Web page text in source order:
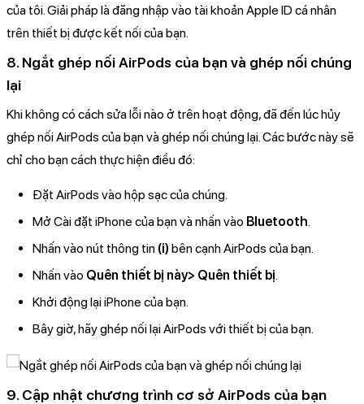
của tôi. Giải pháp là đăng nhập vào tài khoản Apple ID cá nhân
trên thiết bị được kết nối của bạn.
8. Ngắt ghép nối AirPods của bạn và ghép nối chúng
lại
Khi không có cách sửa lỗi nào ở trên hoạt động, đã đến lúc hủy
ghép nối AirPods của bạn và ghép nối chúng lại. Các bước này sẽ
chỉ cho bạn cách thực hiện điều đó:
Đặt AirPods vào hộp sạc của chúng.
Mở Cài đặt iPhone của bạn và nhấn vào Bluetooth.
Nhấn vào nút thông tin (i) bên cạnh AirPods của bạn.
Nhấn vào Quên thiết bị này> Quên thiết bị.
Khởi động lại iPhone của bạn.
Bây giờ, hãy ghép nối lại AirPods với thiết bị của bạn.
9. Cập nhật chương trình cơ sở AirPods của bạn